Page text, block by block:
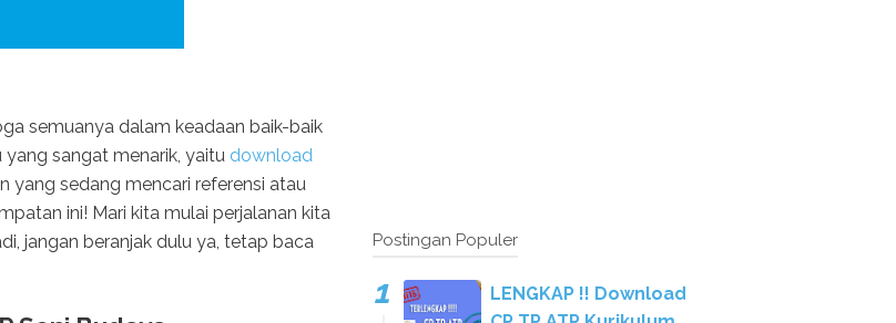
semuanya dalam keadaan baik-baik
yang sangat menarik, yaitu download
yang sedang mencari referensi atau
ini! Mari kita mulai perjalanan kita
jangan beranjak dulu ya, tetap baca
Postingan Populer
LENGKAP !! Download